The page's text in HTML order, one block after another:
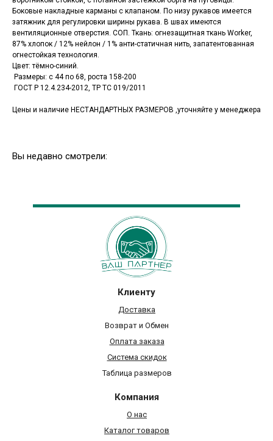
Боковые накладные карманы с клапаном. По низу рукавов имеется
затяжник для регулировки ширины рукава. В швах имеются
вентиляционные отверстия. СОП. Ткань: огнезащитная ткань Worker,
87% хлопок / 12% нейлон / 1% анти-статичная нить, запатентованная
огнестойкая технология.
Цвет: тёмно-синий.
Размеры: с 44 по 68, роста 158-200
ГОСТ Р 12.4.234-2012, ТР ТС 019/2011
Цены и наличие НЕСТАНДАРТНЫХ РАЗМЕРОВ ,уточняйте у менеджера
Вы недавно смотрели:
Доставка
Возврат и Обмен
Система скидок
Таблица размеров
Оплата заказа
Клиенту
О нас
Каталог товаров
Компания